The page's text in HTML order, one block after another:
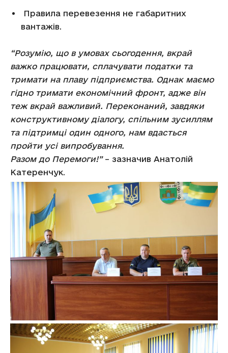
Правила перевезення не габаритних
вантажів.
“Розумію, що в умовах сьогодення, вкрай
важко працювати, сплачувати податки та
тримати на плаву підприємства. Однак маємо
гідно тримати економічний фронт, адже він
теж вкрай важливий. Переконаний, завдяки
конструктивному діалогу, спільним зусиллям
та підтримці один одного, нам вдасться
пройти усі випробування.
Разом до Перемоги!”– зазначив Анатолій
Катеренчук.